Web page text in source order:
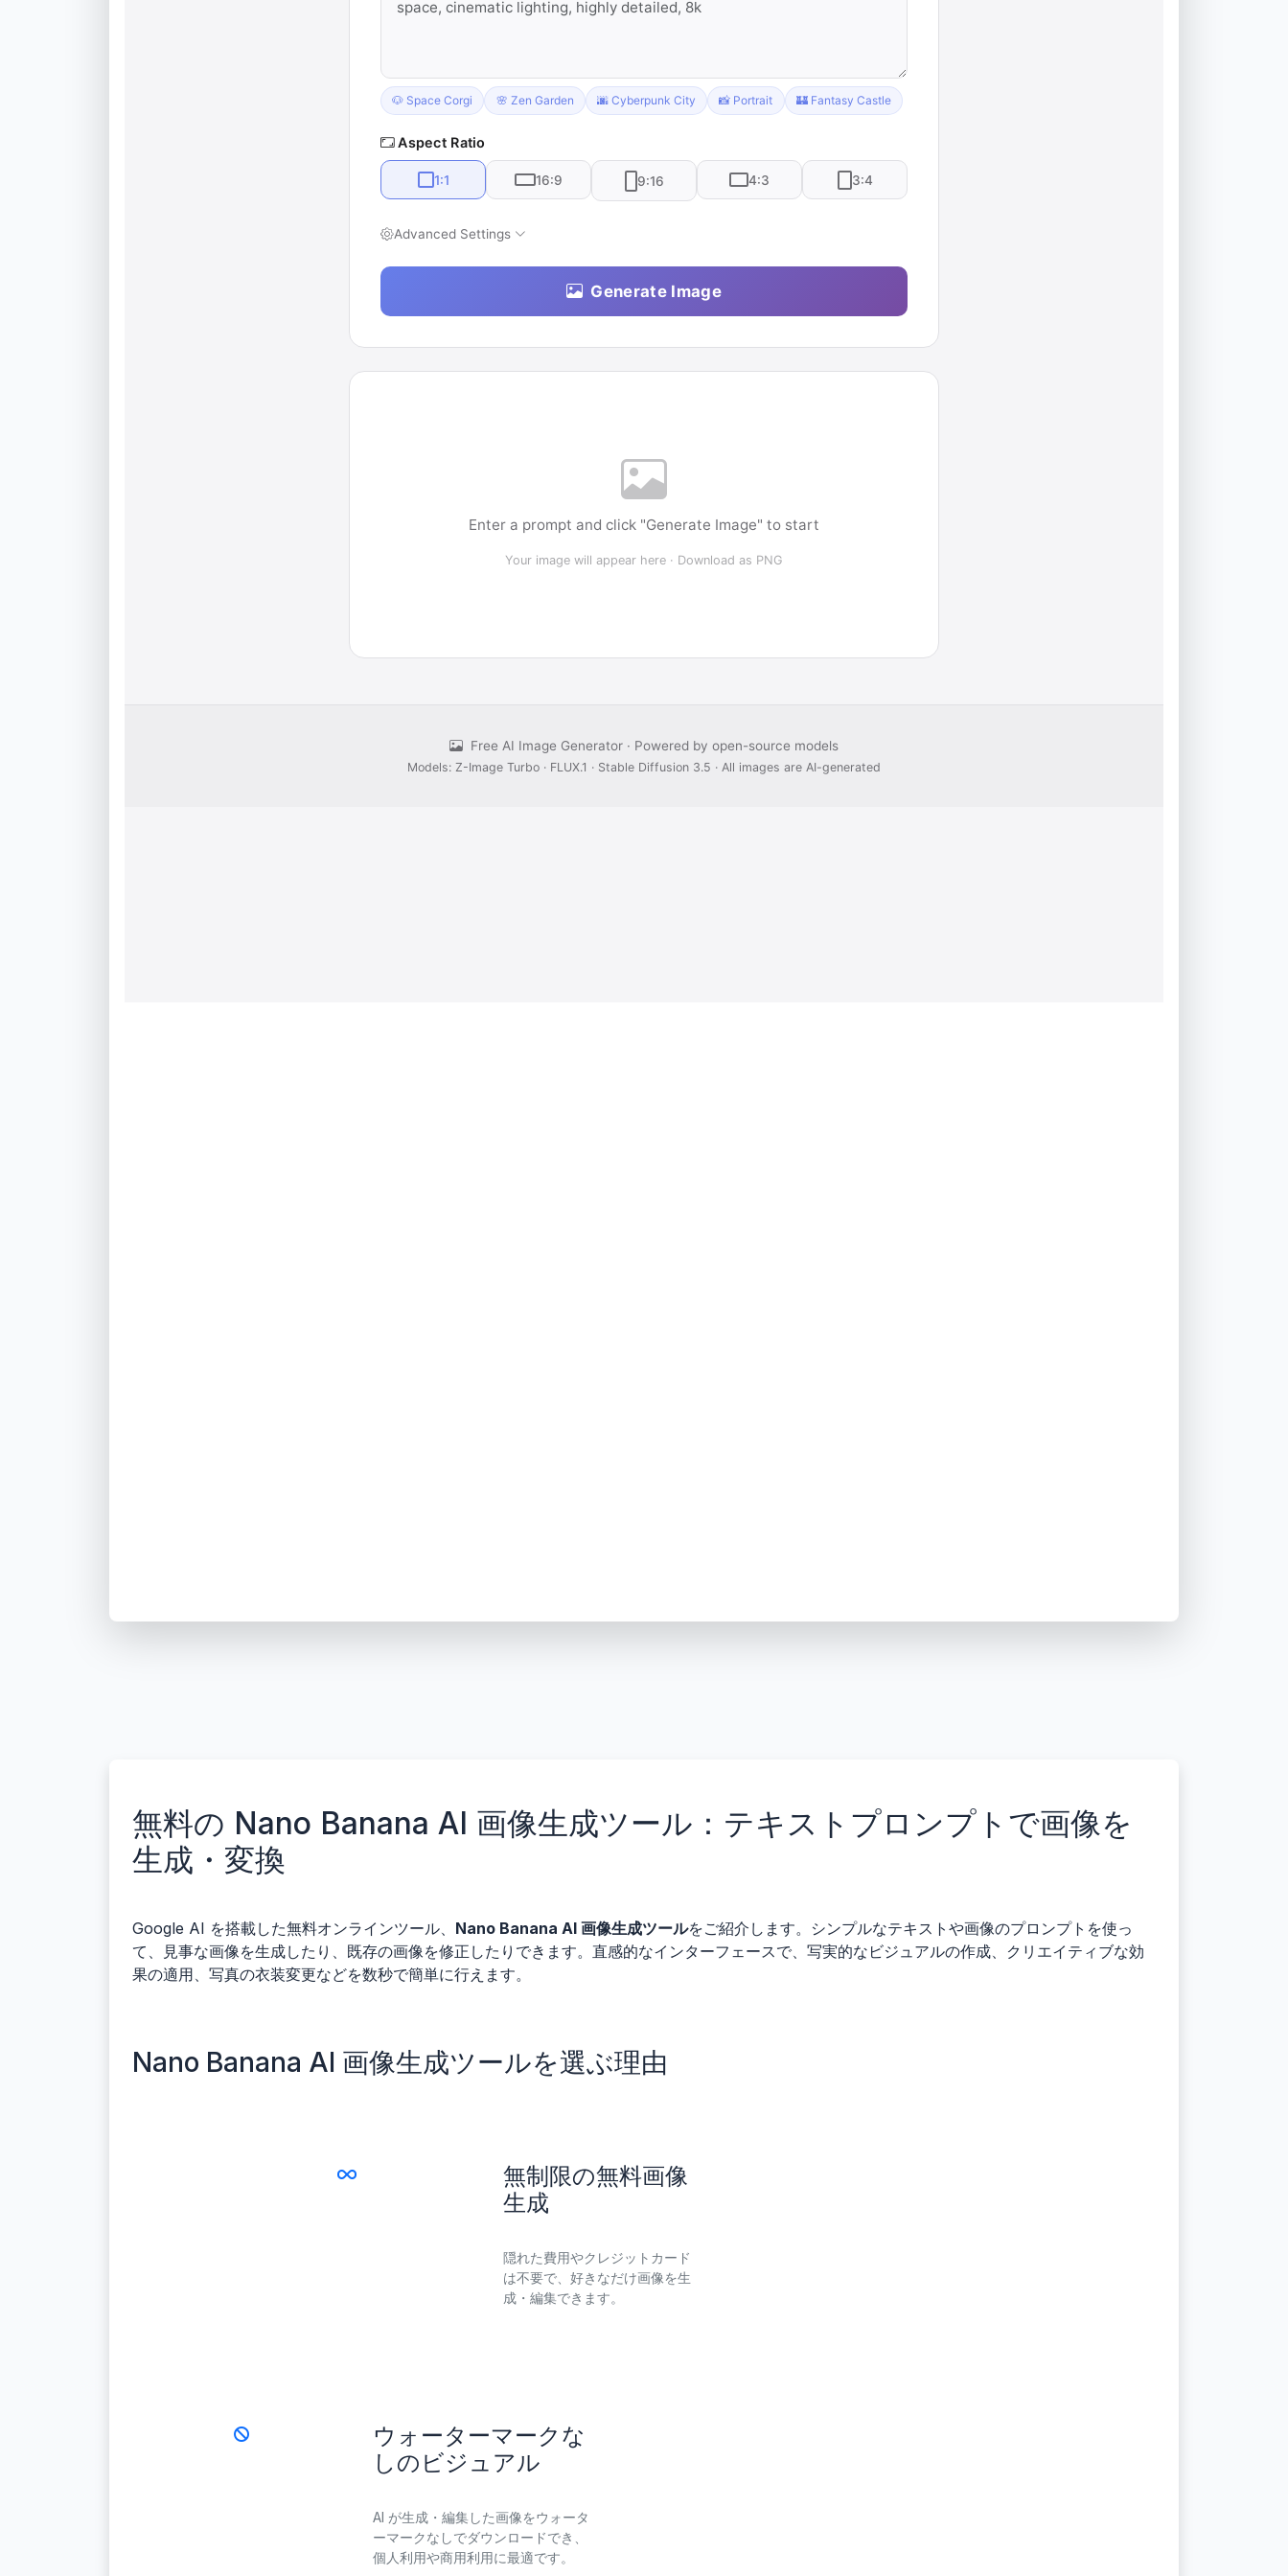
無料の Nano Banana AI 画像生成ツール：テキストプロンプトで画像を
生成・変換
Google AI を搭載した無料オンラインツール、 Nano Banana AI 画像生成ツールをご紹介します。シンプルなテキストや画像のプロンプトを使っ
て、見事な画像を生成したり、既存の画像を修正したりできます。直感的なインターフェースで、写実的なビジュアルの作成、クリエイティブな効
果の適用、写真の衣装変更などを数秒で簡単に行えます。
Nano Banana AI 画像生成ツールを選ぶ理由
無制限の無料画像
生成
隠れた費用やクレジットカード
は不要で、好きなだけ画像を生
成・編集できます。
ウォーターマークな
しのビジュアル
AI が生成・編集した画像をウォータ
ーマークなしでダウンロードでき、
個人利用や商用利用に最適です。